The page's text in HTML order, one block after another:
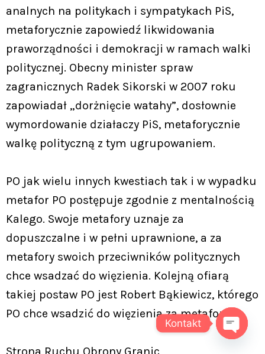
analnych na politykach i sympatykach PiS,
metaforycznie zapowiedź likwidowania
praworządności i demokracji w ramach walki
politycznej. Obecny minister spraw
zagranicznych Radek Sikorski w 2007 roku
zapowiadał „dorżnięcie watahy”, dosłownie
wymordowanie działaczy PiS, metaforycznie
walkę polityczną z tym ugrupowaniem.
PO jak wielu innych kwestiach tak i w wypadku
metafor PO postępuje zgodnie z mentalnością
Kalego. Swoje metafory uznaje za
dopuszczalne i w pełni uprawnione, a za
metafory swoich przeciwników politycznych
chce wsadzać do więzienia. Kolejną ofiarą
takiej postaw PO jest Robert Bąkiewicz, którego
PO chce wsadzić do więzienia za metafory.
Kontakt